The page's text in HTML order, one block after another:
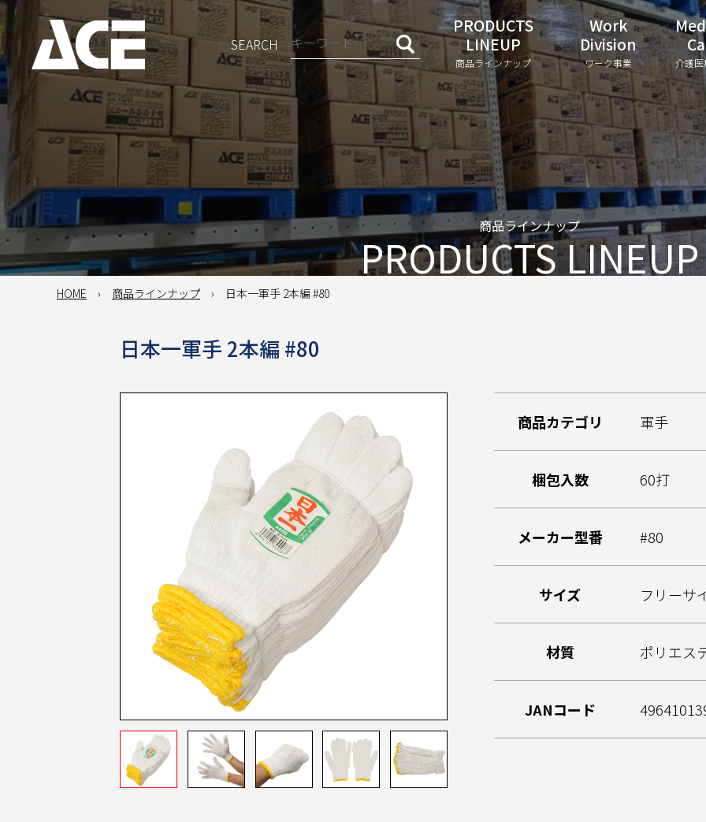
SEARCH
PRODUCTS
LINEUP
商品ラインナップ
Work
Division
ワーク事業 介護
商品ラインナップ
PRODUCTS LINEUP
HOME 商品ラインナップ 日本一軍手 2本編 #80
日本一軍手 2本編 #80
商品カテゴリ 軍手
梱包入数 60打
メーカー型番 #80
サイズ フリーサ
材質 ポリエス
JANコード